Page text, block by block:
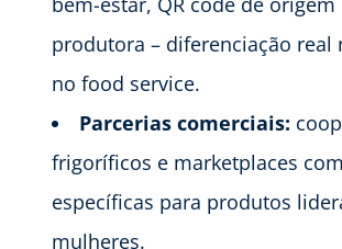
produtora – diferenciação real
no food service.
Parcerias comerciais:
frigoríficos e marketplaces
específicas para produtos
mulheres.